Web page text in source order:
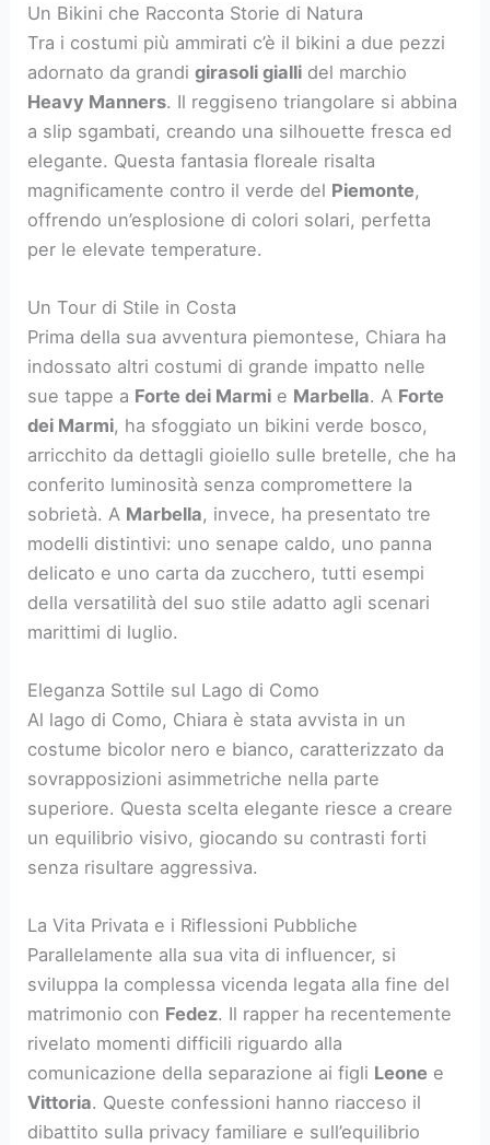
Un Bikini che Racconta Storie di Natura
Tra i costumi più ammirati c’è il bikini a due pezzi
adornato da grandigirasoli gialli del marchio
Heavy Manners. Il reggiseno triangolare si abbina
a slip sgambati, creando una silhouette fresca ed
elegante. Questa fantasia floreale risalta
magnificamente contro il verde del Piemonte,
offrendo un’esplosione di colori solari, perfetta
per le elevate temperature.
Un Tour di Stile in Costa
Prima della sua avventura piemontese, Chiara ha
indossato altri costumi di grande impatto nelle
sue tappe a Forte dei Marmi e Marbella. A Forte
dei Marmi, ha sfoggiato un bikini verde bosco,
arricchito da dettagli gioiello sulle bretelle, che ha
conferito luminosità senza compromettere la
sobrietà. A Marbella, invece, ha presentato tre
modelli distintivi: uno senape caldo, uno panna
delicato e uno carta da zucchero, tutti esempi
della versatilità del suo stile adatto agli scenari
marittimi di luglio.
Eleganza Sottile sul Lago di Como
Al lago di Como, Chiara è stata avvista in un
costume bicolor nero e bianco, caratterizzato da
sovrapposizioni asimmetriche nella parte
superiore. Questa scelta elegante riesce a creare
un equilibrio visivo, giocando su contrasti forti
senza risultare aggressiva.
La Vita Privata e i Riflessioni Pubbliche
Parallelamente alla sua vita di influencer, si
sviluppa la complessa vicenda legata alla fine del
matrimonio con Fedez. Il rapper ha recentemente
rivelato momenti difficili riguardo alla
comunicazione della separazione ai figli Leone e
Vittoria. Queste confessioni hanno riacceso il
dibattito sulla privacy familiare e sull’equilibrio